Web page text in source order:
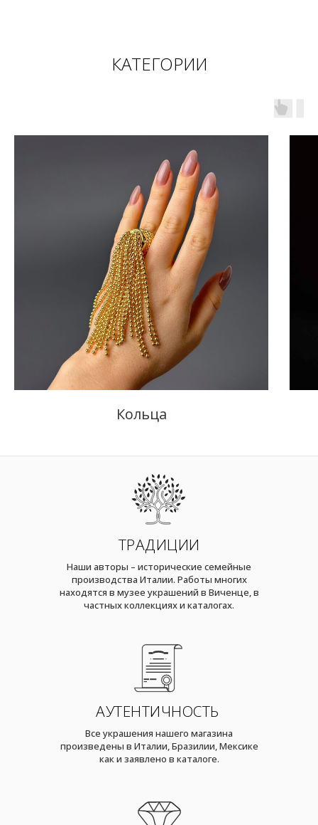
КАТЕГОРИИ
Кольца
ТРАДИЦИИ
Наши авторы – исторические семейные
производства Италии. Работы многих
находятся в музее украшений в Виченце, в
частных коллекциях и каталогах.
АУТЕНТИЧНОСТЬ
Все украшения нашего магазина
произведены в Италии, Бразилии, Мексике
как и заявлено в каталоге.